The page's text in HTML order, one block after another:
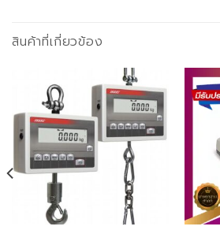
สินค้าที่เกี่ยวข้อง